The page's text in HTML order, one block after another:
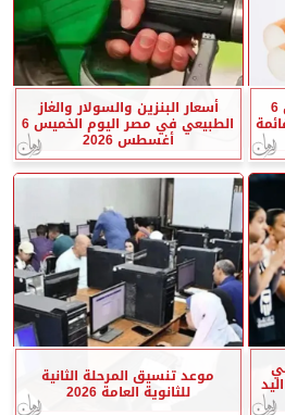
أسعار السجائر اليوم الخميس 6 أسعار البنزين والسولار والغاز
الطبيعي في مصر اليوم الخميس 6
أغسطس 2026
موعد تنسيق المرحلة الثانية
للثانوية العامة 2026